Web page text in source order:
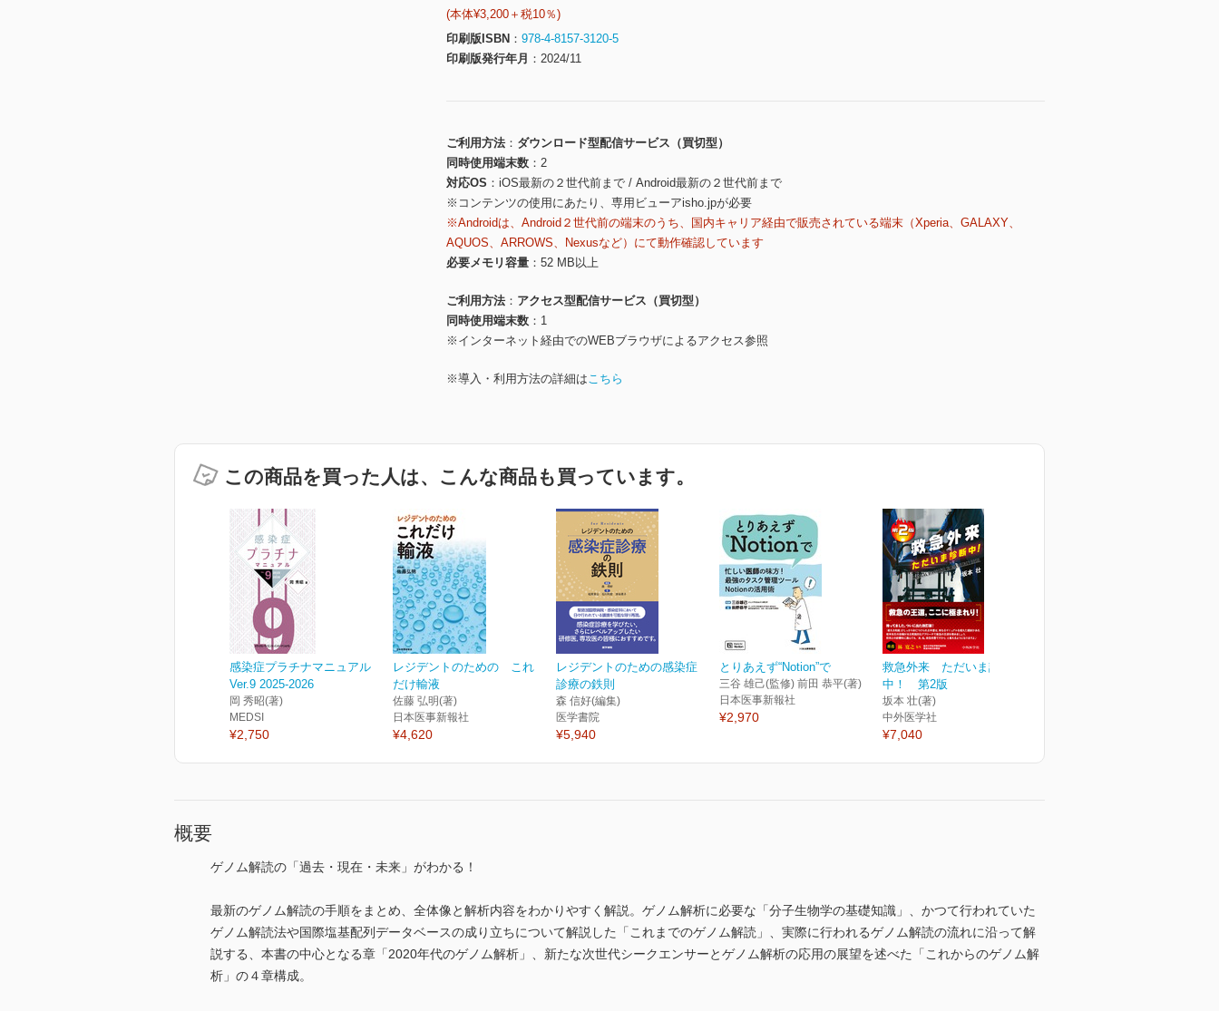
(本体¥3,200＋税10％)
印刷版ISBN
978-4-8157-3120-5
印刷版発行年月
2024/11
ご利用方法
ダウンロード型配信サービス（買切型）
同時使用端末数
2
対応OS
iOS最新の２世代前まで / Android最新の２世代前まで
※コンテンツの使用にあたり、専用ビューアisho.jpが必要
※Androidは、Android２世代前の端末のうち、国内キャリア経由で販売されている端末（Xperia、GALAXY、
AQUOS、ARROWS、Nexusなど）にて動作確認しています
必要メモリ容量
52 MB以上
ご利用方法
アクセス型配信サービス（買切型）
同時使用端末数
1
※インターネット経由でのWEBブラウザによるアクセス参照
※導入・利用方法の詳細はこちら
この商品を買った人は、こんな商品も買っています。
感染症プラチナマニュアル
Ver.9 2025-2026
岡 秀昭(著)
MEDSI
¥2,750
レジデントのための これ
だけ輸液
佐藤 弘明(著)
日本医事新報社
¥4,620
レジデントのための感染症
診療の鉄則
森 信好(編集)
医学書院
¥5,940
とりあえず“Notion”で
三谷 雄己(監修) 前田 恭平(著)
日本医事新報社
¥2,970
救急外来 ただいま診断
中！ 第2版
坂本 壮(著)
中外医学社
¥7,040
概要
ゲノム解読の「過去・現在・未来」がわかる！
最新のゲノム解読の手順をまとめ、全体像と解析内容をわかりやすく解説。ゲノム解析に必要な「分子生物学の基礎知識」、かつて行われていた
ゲノム解読法や国際塩基配列データベースの成り立ちについて解説した「これまでのゲノム解読」、実際に行われるゲノム解読の流れに沿って解
説する、本書の中心となる章「2020年代のゲノム解析」、新たな次世代シークエンサーとゲノム解析の応用の展望を述べた「これからのゲノム解
析」の４章構成。